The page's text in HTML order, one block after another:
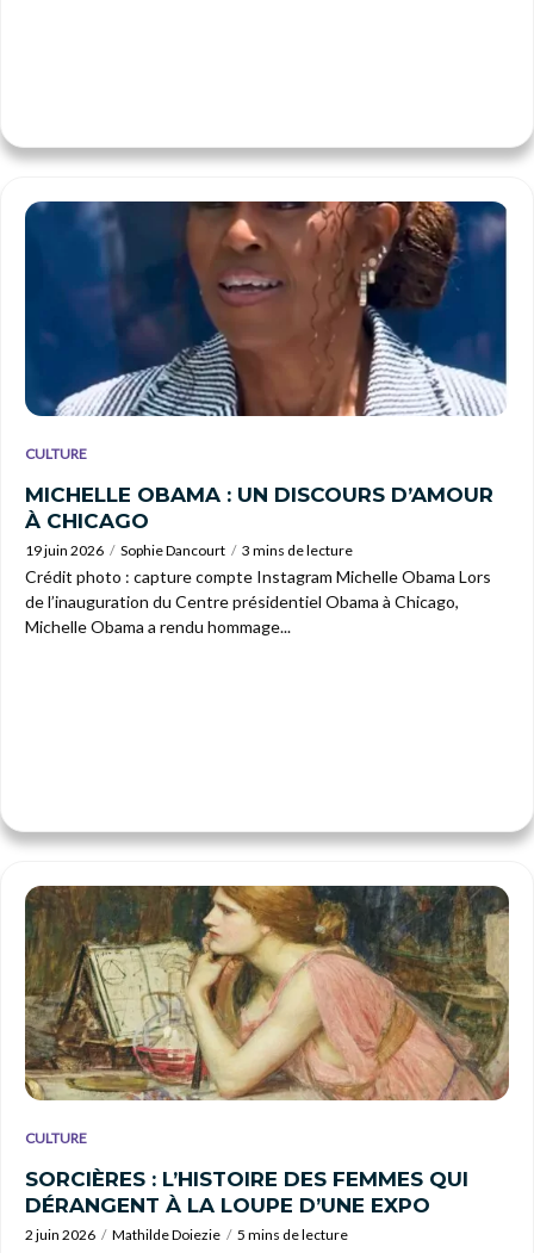
CULTURE
MICHELLE OBAMA : UN DISCOURS D’AMOUR
À CHICAGO
19 juin 2026 Sophie Dancourt 3 mins de lecture
Crédit photo : capture compte Instagram Michelle Obama Lors
de l’inauguration du Centre présidentiel Obama à Chicago,
Michelle Obama a rendu hommage...
CULTURE
SORCIÈRES : L’HISTOIRE DES FEMMES QUI
DÉRANGENT À LA LOUPE D’UNE EXPO
2 juin 2026 Mathilde Doiezie 5 mins de lecture